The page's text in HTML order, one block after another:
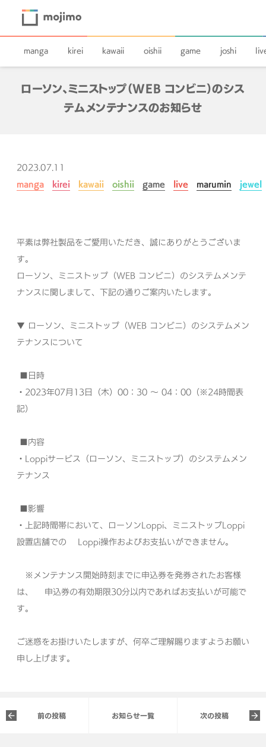
manga kirei kawaii oishii game joshi
ローソン、ミニストップ（WEB コンビニ）のシス
テムメンテナンスのお知らせ
2023.07.11
manga
kirei kawaii oishii game live marumin jewel
平素は弊社製品をご愛用いただき、誠にありがとうございま
す。
ローソン、ミニストップ（WEB コンビニ）のシステムメンテ
ナンスに関しまして、下記の通りご案内いたします。
▼ ローソン、ミニストップ（WEB コンビニ）のシステムメン
テナンスについて
■日時
・2023年07月13日（木）00：30 ～ 04：00（※24時間表
記）
■内容
・Loppiサービス（ローソン、ミニストップ）のシステムメン
テナンス
■影響
・ 上記時間帯において、ローソンLoppi、ミニストップLoppi
設置店舗での Loppi操作およびお支払いができません。
※メンテナンス開始時刻までに申込券を発券されたお客様
は、
申込券の有効期限30分以内であればお支払いが可能で
す。
ご迷惑をお掛けいたしますが、何卒ご理解賜りますようお願い
申し上げます。
前の投稿 お知らせ一覧 次の投稿